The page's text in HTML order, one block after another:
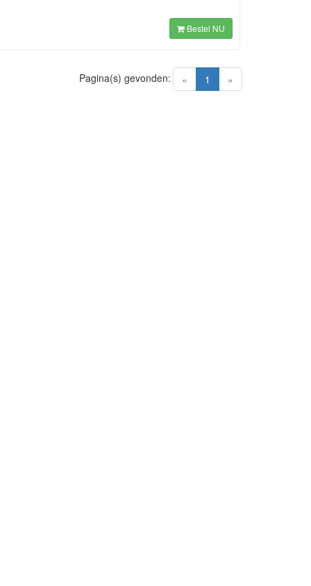
Bestel NU
« 1 (current)
»
Pagina(s) gevonden: